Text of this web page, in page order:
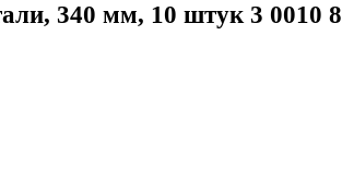
340 мм, 10 штук 3 0010 8